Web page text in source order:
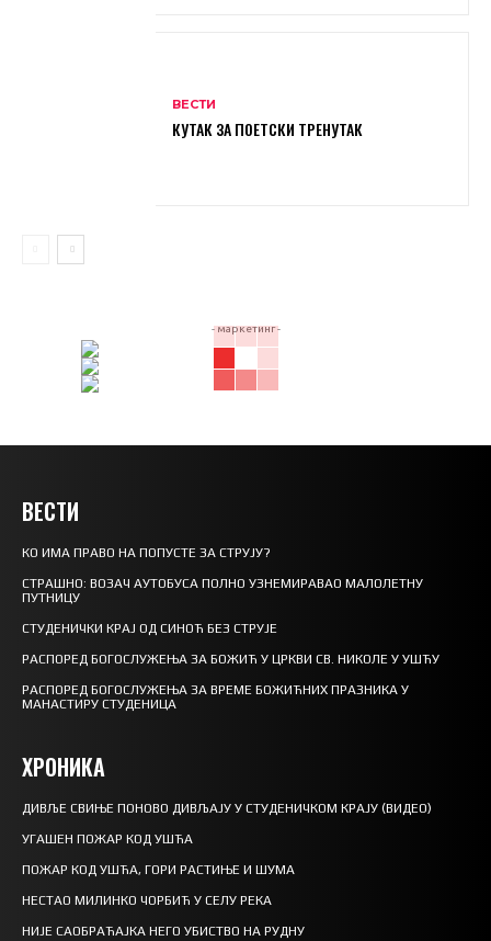
ВЕСТИ
КУТАК ЗА ПОЕТСКИ ТРЕНУТАК
- маркетинг -
ВЕСТИ
КО ИМА ПРАВО НА ПОПУСТЕ ЗА СТРУЈУ?
СТРАШНО: ВОЗАЧ АУТОБУСА ПОЛНО УЗНЕМИРАВАО МАЛОЛЕТНУ
ПУТНИЦУ
СТУДЕНИЧКИ КРАЈ ОД СИНОЋ БЕЗ СТРУЈЕ
РАСПОРЕД БОГОСЛУЖЕЊА ЗА БОЖИЋ У ЦРКВИ СВ. НИКОЛЕ У УШЋУ
РАСПОРЕД БОГОСЛУЖЕЊА ЗА ВРЕМЕ БОЖИЋНИХ ПРАЗНИКА У
МАНАСТИРУ СТУДЕНИЦА
ХРОНИКА
ДИВЉЕ СВИЊЕ ПОНОВО ДИВЉАЈУ У СТУДЕНИЧКОМ КРАЈУ (ВИДЕО)
УГАШЕН ПОЖАР КОД УШЋА
ПОЖАР КОД УШЋА, ГОРИ РАСТИЊЕ И ШУМА
НЕСТАО МИЛИНКО ЧОРБИЋ У СЕЛУ РЕКА
НИЈЕ САОБРАЋАЈКА НЕГО УБИСТВО НА РУДНУ